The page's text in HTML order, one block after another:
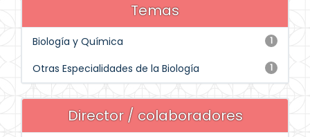
Temas
1
Biología y Química
1
Otras Especialidades de la Biología
Director / colaboradores